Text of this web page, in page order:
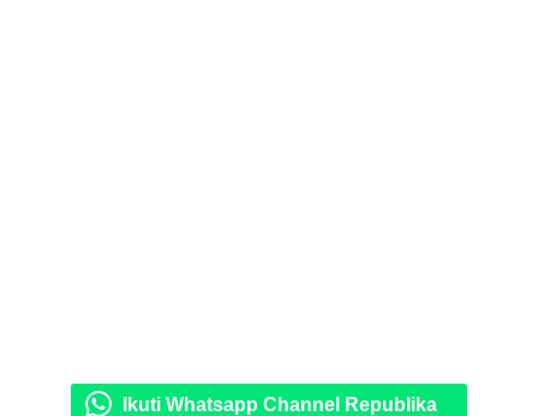
Ikuti Whatsapp Channel Republika